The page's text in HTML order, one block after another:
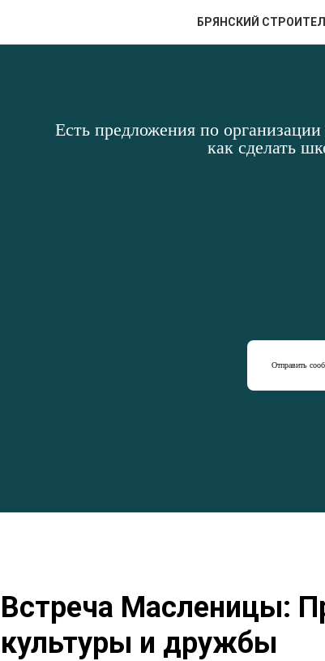
Есть предложения по
как сделать
Отправить
БРЯНСКИЙ
Встреча Масленицы:
культуры и дружбы